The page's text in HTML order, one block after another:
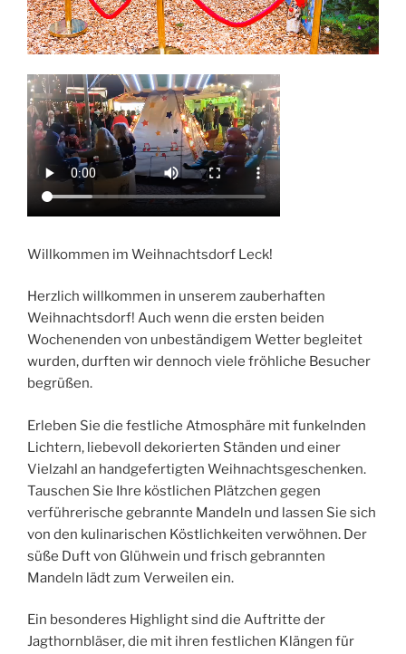
Willkommen im Weihnachtsdorf Leck!
Herzlich willkommen in unserem zauberhaften
Weihnachtsdorf! Auch wenn die ersten beiden
Wochenenden von unbeständigem Wetter begleitet
wurden, durften wir dennoch viele fröhliche Besucher
begrüßen.
Erleben Sie die festliche Atmosphäre mit funkelnden
Lichtern, liebevoll dekorierten Ständen und einer
Vielzahl an handgefertigten Weihnachtsgeschenken.
Tauschen Sie Ihre köstlichen Plätzchen gegen
verführerische gebrannte Mandeln und lassen Sie sich
von den kulinarischen Köstlichkeiten verwöhnen. Der
süße Duft von Glühwein und frisch gebrannten
Mandeln lädt zum Verweilen ein.
Ein besonderes Highlight sind die Auftritte der
Jagthornbläser, die mit ihren festlichen Klängen für